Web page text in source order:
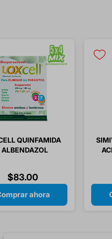
QUINFAMIDA
ALBENDAZOL
1 PIEZA
$83.00
ahora